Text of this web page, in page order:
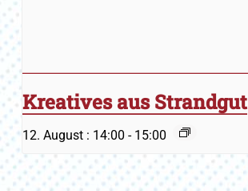
Kreatives aus Strandgut
12. August : 14:00 - 15:00